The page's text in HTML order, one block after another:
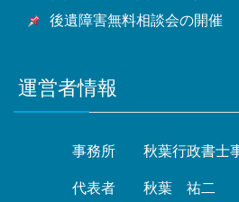
後遺障害無料相談会の開催
運営者情報
事務所 秋葉行政書士
代表者 秋葉 祐二